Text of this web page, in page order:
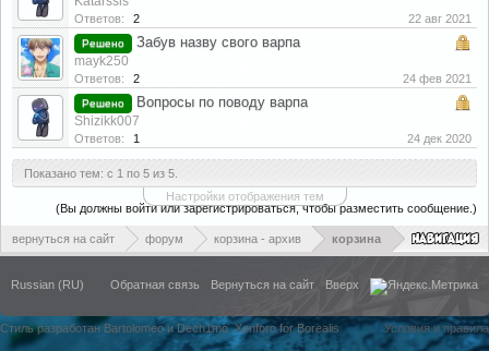
Ответов: 2 22 авг 2021
Решено Забув назву свого варпа
mayk250
Ответов: 2 24 фев 2021
Решено Вопросы по поводу варпа
Shizikk007
Ответов: 1 24 дек 2020
Показано тем: с 1 по 5 из 5.
Настройки отображения тем
(Вы должны войти или зарегистрироваться, чтобы разместить сообщение.)
вернуться на сайт форум корзина - архив корзина
Russian (RU) Обратная связь Вернуться на сайт Вверх
Стиль разработан Bartolomeo и Dech1moXenforo for Borealis Условия и правила